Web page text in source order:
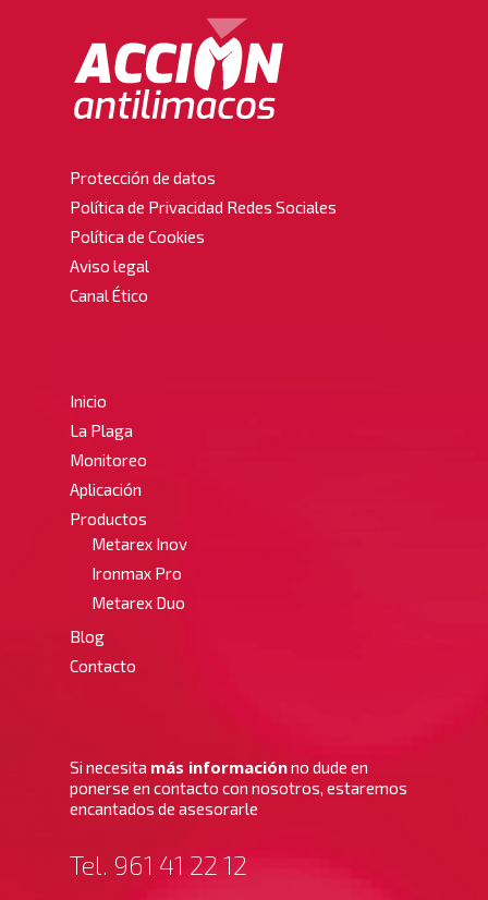
Protección de datos
Política de Privacidad Redes Sociales
Política de Cookies
Aviso legal
Canal Ético
Inicio
La Plaga
Monitoreo
Aplicación
Productos
Metarex Inov
Ironmax Pro
Metarex Duo
Blog
Contacto
Si necesita más informaciónno dude en
ponerse en contacto con nosotros, estaremos
encantados de asesorarle
Tel. 961 41 22 12